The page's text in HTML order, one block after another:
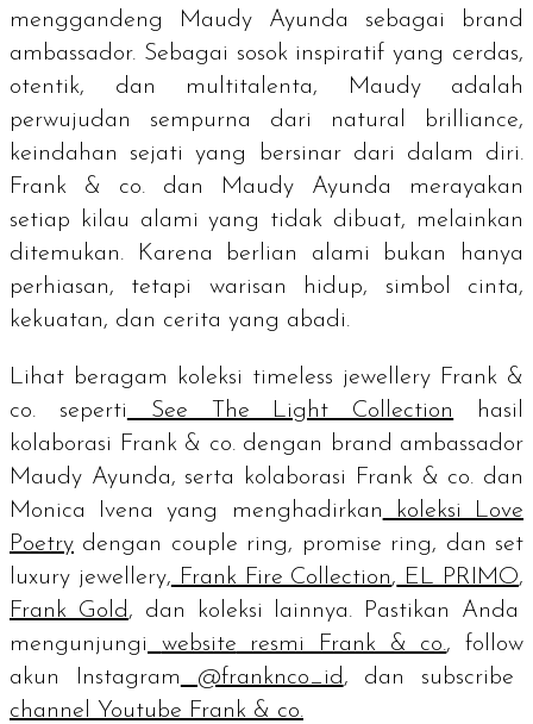
menggandeng Maudy Ayunda sebagai
brand
ambassador. Sebagai sosok inspiratif yang cerdas,
otentik, dan multitalenta, Maudy adalah
perwujudan sempurna dari natural brilliance,
keindahan sejati yang bersinar dari dalam diri.
Frank & co. dan Maudy Ayunda merayakan
setiap kilau alami yang tidak dibuat, melainkan
ditemukan. Karena berlian alami bukan hanya
perhiasan, tetapi warisan hidup, simbol cinta,
kekuatan, dan cerita yang abadi.
Lihat beragam koleksi timeless jewellery Frank &
co. seperti See The Light Collection
hasil
kolaborasi Frank & co. dengan brand ambassador
Maudy Ayunda, serta kolaborasi Frank & co. dan
Monica Ivena yang menghadirkan koleksi Love
Poetry dengan couple ring, promise ring, dan set
luxury jewellery, Frank Fire Collection, EL PRIMO,
Frank Gold , dan koleksi lainnya. Pastikan Anda
mengunjungi
website resmi Frank & co.,follow
akun Instagram @franknco_id , dan subscribe
channel
Youtube Frank & co.